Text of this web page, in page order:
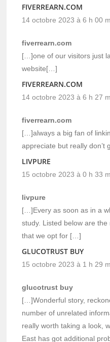
FIVERREARN.COM
14 octobre 2023 à 6 h 00
fiverrearn.com
[…]one of our visitors just
website[…]
FIVERREARN.COM
14 octobre 2023 à 6 h 27
fiverrearn.com
[…]always a big fan of
appreciate but really
LIVPURE
15 octobre 2023 à 0 h 33
livpure
[…]Every as soon as in a
study. Listed below are
that we opt for […]
GLUCOTRUST BUY
15 octobre 2023 à 1 h 29
glucotrust buy
[…]Wonderful story,
number of unrelated
really worth taking a look,
East has got additional